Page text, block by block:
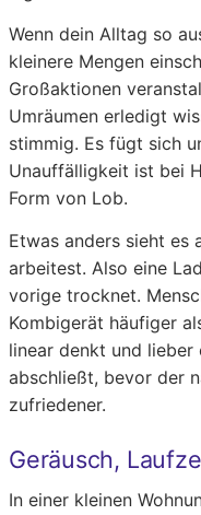
Wenn dein Alltag so
kleinere Mengen
Großaktionen
Umräumen erledigt
stimmig. Es fügt sich
Unauffälligkeit ist bei
Form von Lob.
Etwas anders sieht es
arbeitest. Also eine
vorige trocknet.
Kombigerät häufiger
linear denkt und
abschließt, bevor der
zufriedener.
Geräusch,
In einer kleinen